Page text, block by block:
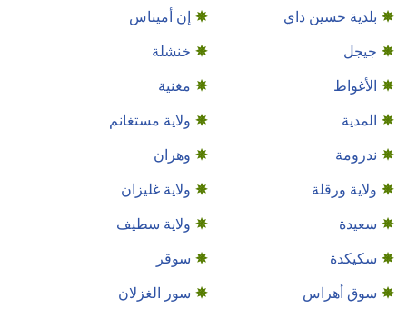
بلدية حسين داي
إن أميناس
جيجل
خنشلة
الأغواط
مغنية
المدية
ولاية مستغانم
ندرومة
وهران
ولاية ورقلة
ولاية غليزان
سعيدة
ولاية سطيف
سكيكدة
سوقر
سوق أهراس
سور الغزلان